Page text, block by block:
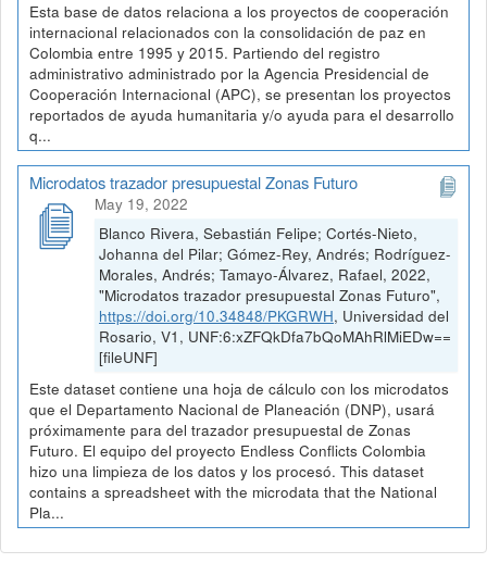
Esta base de datos relaciona a los proyectos de cooperación
internacional relacionados con la consolidación de paz en
Colombia entre 1995 y 2015. Partiendo del registro
administrativo administrado por la Agencia Presidencial de
Cooperación Internacional (APC), se presentan los proyectos
reportados de ayuda humanitaria y/o ayuda para el desarrollo
q...
Microdatos trazador presupuestal Zonas Futuro
May 19, 2022
Blanco Rivera, Sebastián Felipe; Cortés-Nieto,
Johanna del Pilar; Gómez-Rey, Andrés; Rodríguez-
Morales, Andrés; Tamayo-Álvarez, Rafael, 2022,
"Microdatos trazador presupuestal Zonas Futuro",
https://doi.org/10.34848/PKGRWH, Universidad del
Rosario, V1, UNF:6:xZFQkDfa7bQoMAhRlMiEDw==
[fileUNF]
Este dataset contiene una hoja de cálculo con los microdatos
que el Departamento Nacional de Planeación (DNP), usará
próximamente para del trazador presupuestal de Zonas
Futuro. El equipo del proyecto Endless Conflicts Colombia
hizo una limpieza de los datos y los procesó. This dataset
contains a spreadsheet with the microdata that the National
Pla...